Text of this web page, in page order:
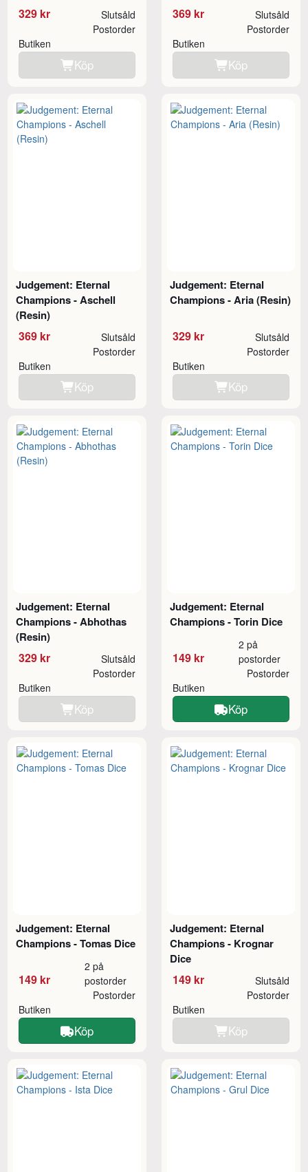
329 kr Slutsåld
Butiken
Postorder
Köp
369 kr Slutsåld
Butiken
Postorder
Köp
Judgement: Eternal
Champions - Aschell
(Resin)
369 kr Slutsåld
Butiken
Postorder
Köp
Judgement: Eternal
Champions - Aria (Resin)
329 kr Slutsåld
Butiken
Postorder
Köp
Judgement: Eternal
Champions - Abhothas
(Resin)
329 kr Slutsåld
Butiken
Postorder
Köp
Judgement: Eternal
Champions - Torin Dice
149 kr
2 på
postorder
Butiken
Postorder
Köp
Judgement: Eternal
Champions - Tomas Dice
149 kr
2 på
postorder
Butiken
Postorder
Köp
Judgement: Eternal
Champions - Krognar
Dice
149 kr Slutsåld
Butiken
Postorder
Köp